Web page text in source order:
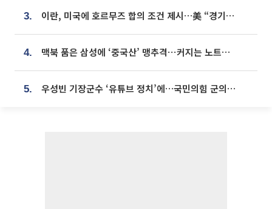
3. 이란, 미국에 호르무즈 합의 조건 제시…美 “경기 아직 안 끝나” [종합]
4. 맥북 품은 삼성에 ‘중국산’ 맹추격⋯커지는 노트북 OLED 시장
5. 우성빈 기장군수 ‘유튜브 정치’에…국민의힘 군의원들 집단 반발